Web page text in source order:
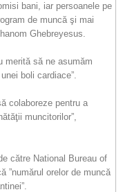
bani, iar persoanele pe
de muncă şi mai
Ghebreyesus.
merită să ne asumăm
boli cardiace”.
colaboreze pentru a
muncitorilor”,
către National Bureau of
”numărul orelor de muncă